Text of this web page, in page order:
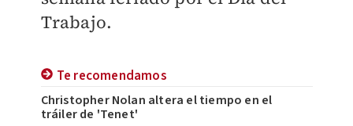
Trabajo.
Te recomendamos
Christopher Nolan altera el tiempo en el
tráiler de 'Tenet'